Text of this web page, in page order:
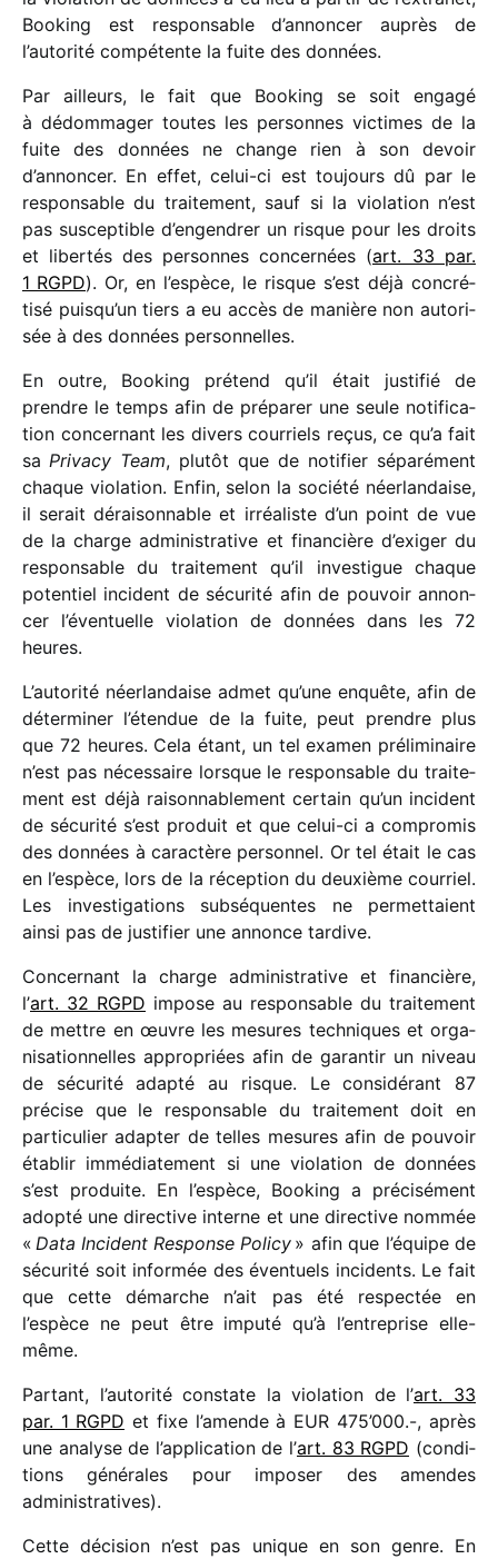
Booking est respon­sable d’annoncer auprès de
l’autorité compé­tente la fuite des données.
Par ailleurs, le fait que Booking se soit engagé
à dédom­ma­ger toutes les personnes victimes de la
fuite des données ne change rien à son devoir
d’annoncer. En effet, celui-ci est toujours dû par le
respon­sable du trai­te­ment, sauf si la viola­tion n’est
pas suscep­tible d’en­gen­drer un risque pour les droits
et liber­tés des personnes concer­nées (art. 33 par.
1 RGPD). Or, en l’espèce, le risque s’est déjà concré­
tisé puisqu’un tiers a eu accès de manière non auto­ri­
sée à des données personnelles.
En outre, Booking prétend qu’il était justi­fié de
prendre le temps afin de prépa­rer une seule noti­fi­ca­
tion concer­nant les divers cour­riels reçus, ce qu’a fait
sa Privacy Team, plutôt que de noti­fier sépa­ré­ment
chaque viola­tion. Enfin, selon la société néer­lan­daise,
il serait dérai­son­nable et irréa­liste d’un point de vue
de la charge admi­nis­tra­tive et finan­cière d’exiger du
respon­sable du trai­te­ment qu’il inves­tigue chaque
poten­tiel inci­dent de sécu­rité afin de pouvoir annon­
cer l’éventuelle viola­tion de données dans les 72
heures.
L’autorité néer­lan­daise admet qu’une enquête, afin de
déter­mi­ner l’étendue de la fuite, peut prendre plus
que 72 heures. Cela étant, un tel examen préli­mi­naire
n’est pas néces­saire lorsque le respon­sable du trai­te­
ment est déjà raison­na­ble­ment certain qu’un inci­dent
de sécu­rité s’est produit et que celui-ci a compro­mis
des données à carac­tère person­nel. Or tel était le cas
en l’espèce, lors de la récep­tion du deuxième cour­riel.
Les inves­ti­ga­tions subsé­quentes ne permet­taient
ainsi pas de justi­fier une annonce tardive.
Concernant la charge admi­nis­tra­tive et finan­cière,
l’art. 32 RGPD impose au respon­sable du trai­te­ment
de mettre en œuvre les mesures tech­niques et orga­
ni­sa­tion­nelles appro­priées afin de garan­tir un niveau
de sécu­rité adapté au risque. Le consi­dé­rant 87
précise que le respon­sable du trai­te­ment doit en
parti­cu­lier adap­ter de telles mesures afin de pouvoir
établir immé­dia­te­ment si une viola­tion de données
s’est produite. En l’espèce, Booking a préci­sé­ment
adopté une direc­tive interne et une direc­tive nommée
« Data Incident Response Policy » afin que l’équipe de
sécu­rité soit infor­mée des éven­tuels inci­dents. Le fait
que cette démarche n’ait pas été respec­tée en
l’espèce ne peut être imputé qu’à l’entreprise elle-
même.
Partant, l’autorité constate la viola­tion de l’art. 33
par. 1 RGPD et fixe l’amende à EUR 475’000.-, après
une analyse de l’application de l’art. 83 RGPD (condi­
tions géné­rales pour impo­ser des amendes
administratives).
Cette déci­sion n’est pas unique en son genre. En